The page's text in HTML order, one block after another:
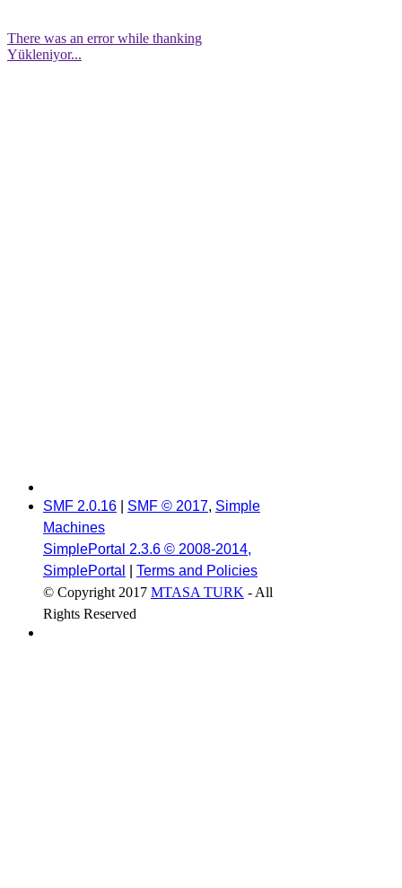
There was an error while thanking
Yükleniyor...
SMF 2.0.16 SMF © 2017, Simple
Machines
SimplePortal 2.3.6 © 2008-2014,
SimplePortal
Terms and Policies
© Copyright 2017 MTASA TURK - All
Rights Reserved